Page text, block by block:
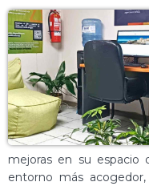
mejoras en su espacio
entorno más